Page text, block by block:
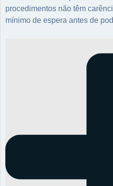
procedimentos não têm
mínimo de espera antes de